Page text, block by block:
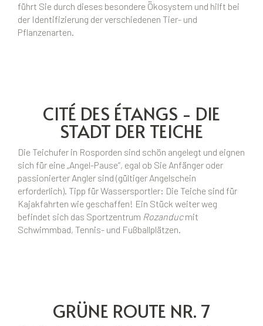
führt Sie durch dieses besondere Ökosystem und hilft bei
der Identifizierung der verschiedenen Tier- und
Pflanzenarten.
CITÉ DES ÉTANGS - DIE
STADT DER TEICHE
Die Teichufer in Rosporden sind schön angelegt und eignen
sich für eine „Angel-Pause“, egal ob Sie Anfänger oder
passionierter Angler sind (gültiger Angelschein
erforderlich). Tipp für Wassersportler: Die Teiche sind für
Kajakfahrten wie geschaffen! Ein Stück weiter weg
befindet sich das Sportzentrum Rozanducmit
Schwimmbad, Tennis- und Fußballplätzen.
GRÜNE ROUTE NR. 7